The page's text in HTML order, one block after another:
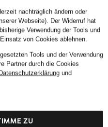
Weekend Max Mara
Shirts
Milestone
nachträglich ändern oder
Webseite). Der Widerruf hat
Verwendung der Tools und
von Cookies ablehnen.
Tools und der Verwendung
Partner durch die Cookies
und
ZU